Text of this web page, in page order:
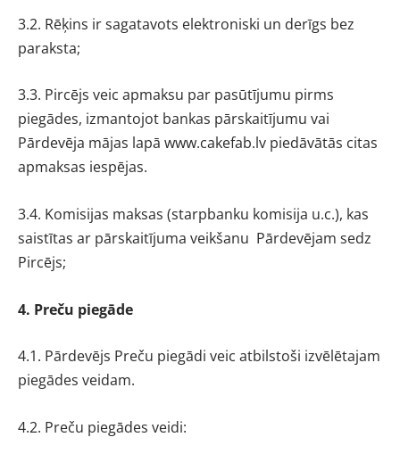
3.2. Rēķins ir sagatavots elektroniski un derīgs bez
paraksta;
3.3. Pircējs veic apmaksu par pasūtījumu pirms
piegādes, izmantojot bankas pārskaitījumu vai
Pārdevēja mājas lapā www.cakefab.lv piedāvātās citas
apmaksas iespējas.
3.4. Komisijas maksas (starpbanku komisija u.c.), kas
saistītas ar pārskaitījuma veikšanu Pārdevējam sedz
Pircējs;
4. Preču piegāde
4.1. Pārdevējs Preču piegādi veic atbilstoši izvēlētajam
piegādes veidam.
4.2. Preču piegādes veidi: